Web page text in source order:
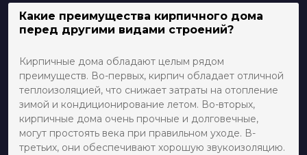
Какие преимущества кирпичного дома
перед другими видами строений?
Кирпичные дома обладают целым рядом
преимуществ. Во-первых, кирпич обладает отличной
теплоизоляцией, что снижает затраты на отопление
зимой и кондиционирование летом. Во-вторых,
кирпичные дома очень прочные и долговечные,
могут простоять века при правильном уходе. В-
третьих, они обеспечивают хорошую звукоизоляцию.